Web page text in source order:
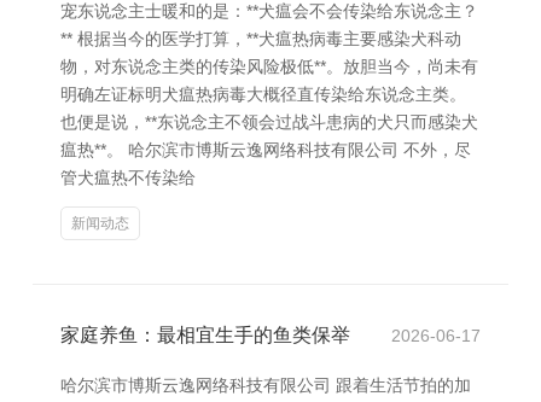
宠东说念主士暖和的是：**犬瘟会不会传染给东说念主？
** 根据当今的医学打算，**犬瘟热病毒主要感染犬科动
物，对东说念主类的传染风险极低**。放胆当今，尚未有
明确左证标明犬瘟热病毒大概径直传染给东说念主类。
也便是说，**东说念主不领会过战斗患病的犬只而感染犬
瘟热**。 哈尔滨市博斯云逸网络科技有限公司 不外，尽
管犬瘟热不传染给
新闻动态
家庭养鱼：最相宜生手的鱼类保举 2026-06-17
哈尔滨市博斯云逸网络科技有限公司 跟着生活节拍的加